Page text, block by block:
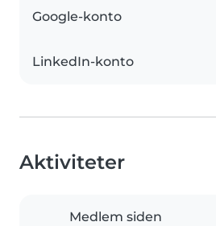
Google-konto
LinkedIn-konto
Aktiviteter
Medlem siden